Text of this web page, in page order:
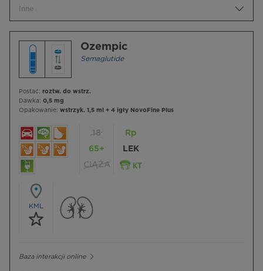
Inne
Ozempic
Semaglutide
Postać: roztw. do wstrz.
Dawka: 0,5 mg
Opakowanie: wstrzyk. 1,5 ml + 4 igły NovoFine Plus
18
65+
CIĄŻA
Rp
LEK
KML
Baza interakcji online